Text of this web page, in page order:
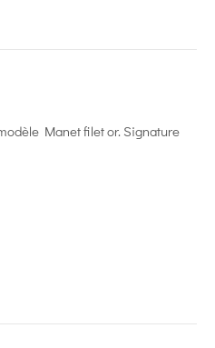
Manet filet or. Signature